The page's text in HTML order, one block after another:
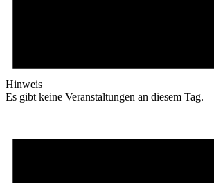
Hinweis
Es gibt keine Veranstaltungen an diesem Tag.